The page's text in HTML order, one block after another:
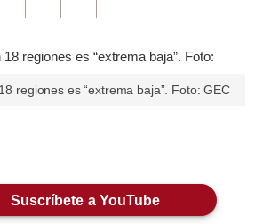
regiones es “extrema baja”. Foto: GEC
Suscríbete a YouTube